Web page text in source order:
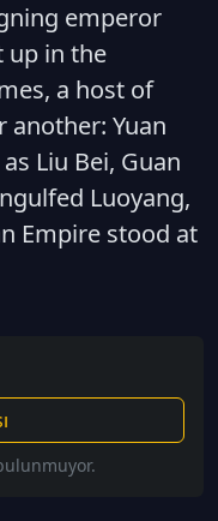
emperor
up in the
a host of
Yuan
Liu Bei, Guan
Luoyang,
Empire stood at